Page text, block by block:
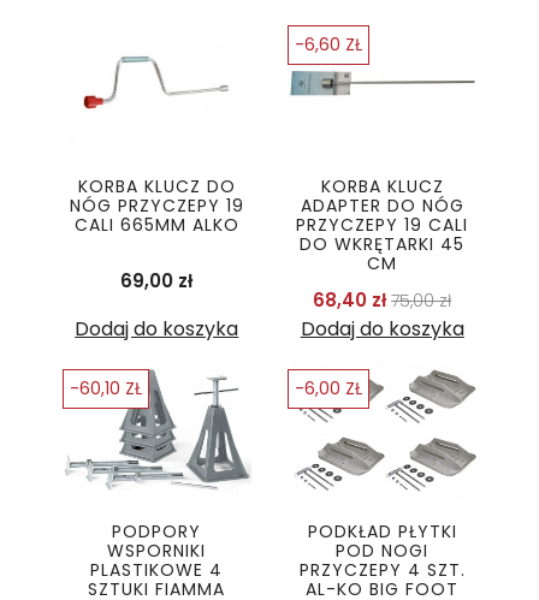
KORBA KLUCZ DO
NÓG PRZYCZEPY 19
CALI 665MM ALKO
69,00 złCena
Dodaj do koszyka
KORBA KLUCZ
ADAPTER DO NÓG
PRZYCZEPY 19 CALI
DO WKRĘTARKI 45
CM
68,40 złCena
75,00 złCena
Dodaj do koszyka
-6,60 ZŁ
PODPORY
WSPORNIKI
PLASTIKOWE 4
SZTUKI FIAMMA
-60,10 ZŁ
PODKŁAD PŁYTKI
POD NOGI
PRZYCZEPY 4 SZT.
AL-KO BIG FOOT
-6,00 ZŁ